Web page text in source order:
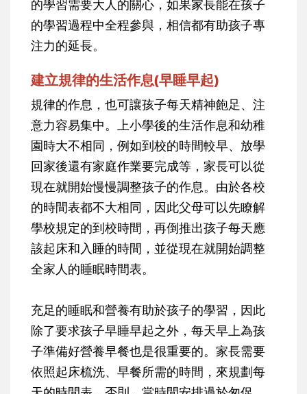
的學習需要大人的關心，如果家長能在孩子
的學習過程中全程參與，相信都有助孩子專
注力的延長。
建立規律的生活作息(早睡早起)
規律的作息，也可讓孩子每天精神飽足、注
意力容易集中。上小學後的生活作息和幼稚
園時大不相同，例如到校的時間較早、放學
回家後還有家庭作業要完成等，家長可以從
現在就開始慢慢調整孩子的作息。由於各校
的時間表都不大相同，因此父母可以先瞭解
學校規定的到校時間，再倒推出孩子每天應
該起床和入睡的時間，並從現在就開始調整
全家人的睡眠時間表。
充足的睡眠和營養有助於孩子的學習，因此
除了要求孩子早睡早起之外，每天早上為孩
子準備好營養早餐也是很重要的。家長需要
依照起床梳洗、早餐所需的時間，來規劃每